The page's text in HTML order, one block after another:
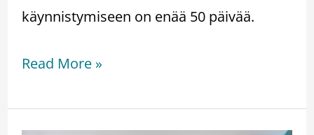
käynnistymiseen on enää 50 päivää.
Read More »